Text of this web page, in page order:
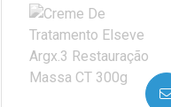
Laboratório
Por Menos
AVISE-ME